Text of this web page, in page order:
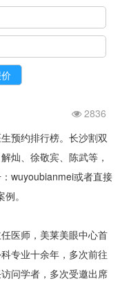
2836
预约排行榜。长沙割双
灿、徐敬宾、陈武等，
wuyoubianmei或者直接
。
医师，美莱美眼中心首
专业十余年，多次前往
问学者，多次受邀出席